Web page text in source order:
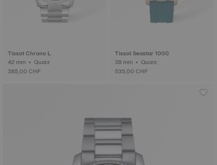
Tissot Chrono L
42 mm • Quarz
385,00 CHF
Tissot Seastar 1000
38 mm • Quarz
535,00 CHF